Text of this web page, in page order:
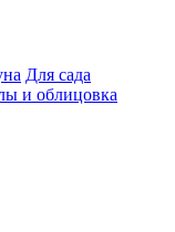
Для сада
и облицовка